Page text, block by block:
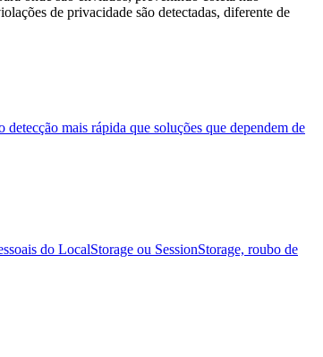
de privacidade são detectadas, diferente de
mais rápida que soluções que dependem de
do LocalStorage ou SessionStorage, roubo de